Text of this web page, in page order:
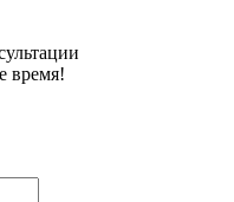
время!